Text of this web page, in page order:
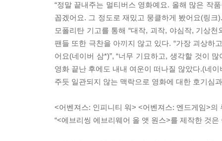
“정말 끝내주는 멀티버스 영화예요. 올해 많은 작
꼽겠어요. 그 정도로 재밌고 뭉클하게 봤어요(링
모폴리탄 기고를 통해 “대작, 괴작, 야심작, 기상
팬들 또한 극찬을 아끼지 않고 있다. “가장 괴상하
어요(네이버 삼*)”, “너무 기묘하고, 생각할 것이
영화 끝난 후에도 내내 여운이 떠나질 않았다.(네
주듯 일관되지 않는 맥락으로 영화에 대한 호기심
<어벤져스: 인피니티 워> <어벤져스: 엔드게임>의
“<에브리씽 에브리웨어 올 앳 원스>를 제작한 것은